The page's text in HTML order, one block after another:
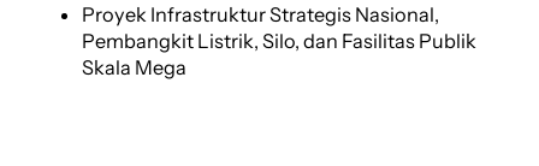
Proyek Infrastruktur Strategis Nasional,
Pembangkit Listrik, Silo, dan Fasilitas Publik
Skala Mega